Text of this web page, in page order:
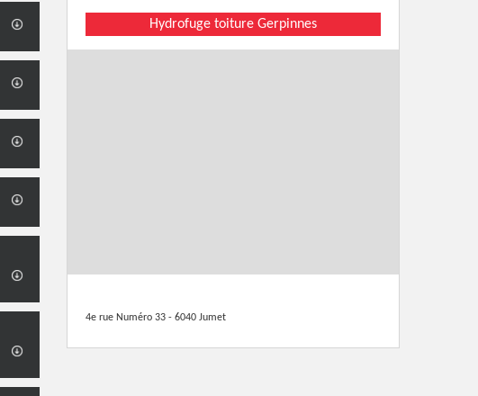
Hydrofuge toiture Gerpinnes
4e rue Numéro 33 - 6040 Jumet